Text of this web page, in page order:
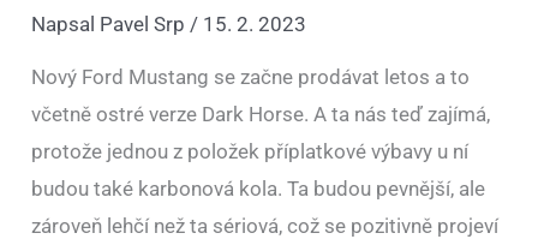
Napsal Pavel Srp / 15. 2. 2023
Nový Ford Mustang se začne prodávat letos a to
včetně ostré verze Dark Horse. A ta nás teď zajímá,
protože jednou z položek příplatkové výbavy u ní
budou také karbonová kola. Ta budou pevnější, ale
zároveň lehčí než ta sériová, což se pozitivně projeví